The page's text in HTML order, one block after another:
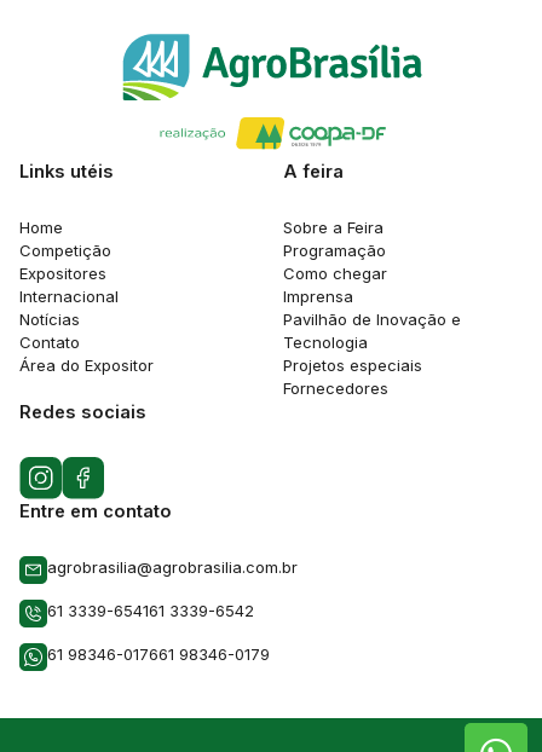
Links utéis
Home
Competição
Expositores
Internacional
Notícias
Contato
Área do Expositor
A feira
Sobre a Feira
Programação
Como chegar
Imprensa
Pavilhão de Inovação e
Tecnologia
Projetos especiais
Fornecedores
Redes sociais
Entre em contato
agrobrasilia@agrobrasilia.com.br
61 3339-654161 3339-6542
61 98346-017661 98346-0179